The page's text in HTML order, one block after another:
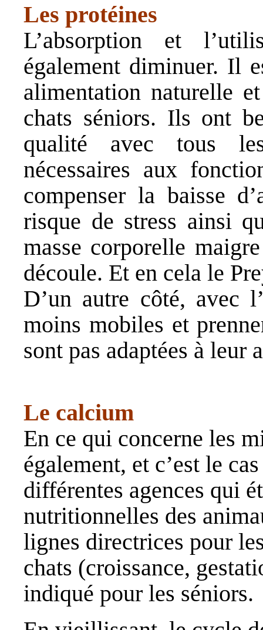
Les protéines
L’absorption et
également diminuer. Il
alimentation naturelle
chats séniors. Ils ont
qualité avec tous
nécessaires aux
compenser la baisse
risque de stress ainsi
masse corporelle
découle. Et en cela le
D’un autre côté, avec
moins mobiles et
sont pas adaptées à leur
Le calcium
En ce qui concerne les
également, et c’est le
différentes agences qui
nutritionnelles des
lignes directrices pour
chats (croissance,
indiqué pour les séniors.